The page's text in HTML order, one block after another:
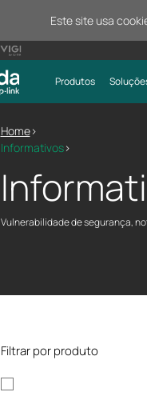
Este site usa
Produtos
Home>
Informativos>
Vulnerabilidade de segurança,
Filtrar por produto